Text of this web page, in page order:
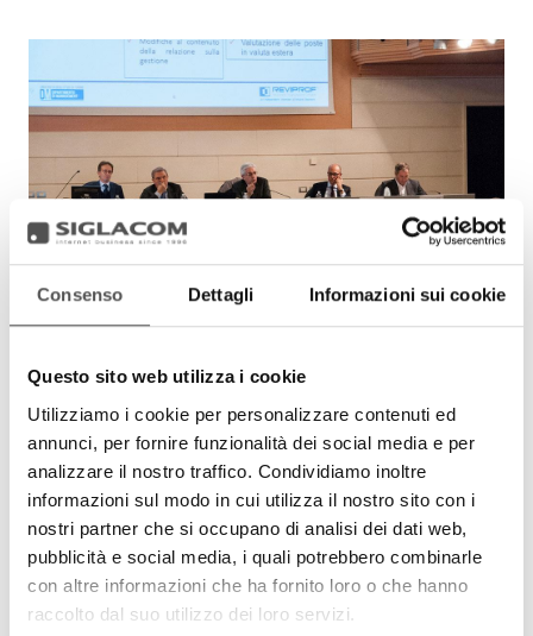
Consenso Dettagli Informazioni sui cookie
Questo sito web utilizza i cookie
Utilizziamo i cookie per personalizzare contenuti ed
annunci, per fornire funzionalità dei social media e per
analizzare il nostro traffico. Condividiamo inoltre
informazioni sul modo in cui utilizza il nostro sito con i
nostri partner che si occupano di analisi dei dati web,
pubblicità e social media, i quali potrebbero combinarle
con altre informazioni che ha fornito loro o che hanno
raccolto dal suo utilizzo dei loro servizi.